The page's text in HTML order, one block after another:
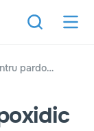
garaje și spații tehnice